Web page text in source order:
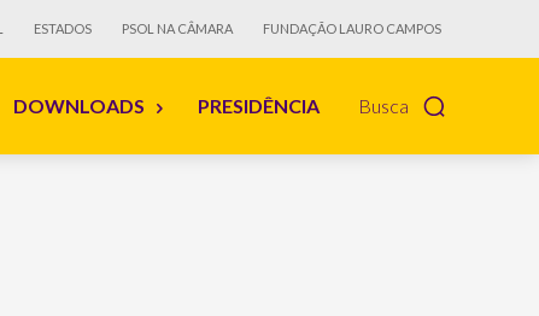
ESTADOS PSOL NA CÂMARA FUNDAÇÃO LAURO CAMPOS
Busca
DOWNLOADS PRESIDÊNCIA